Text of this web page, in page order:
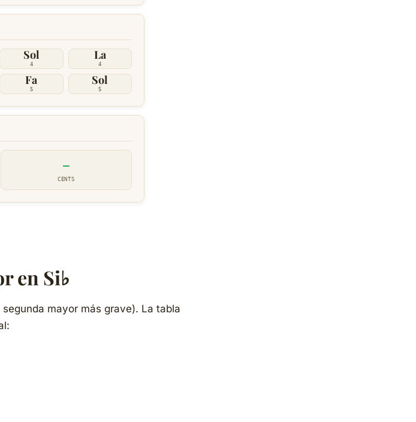
Sol
4
La
4
Fa
5
Sol
5
—
CENTS
en Si♭
segunda mayor más grave). La tabla